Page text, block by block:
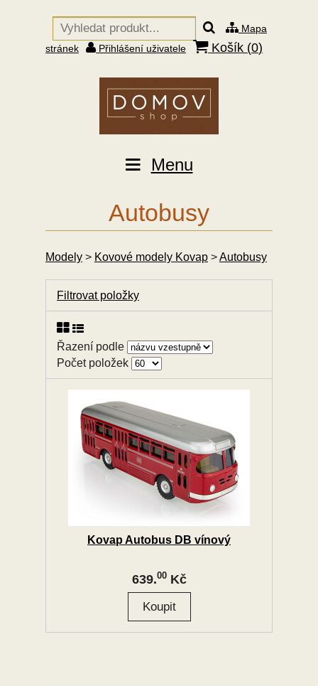
Mapa
stránek
Přihlášení uživatele Košík (0)
Menu
Autobusy
Modely > Kovové modely Kovap >Autobusy
Filtrovat položky
Řazení podle
Počet položek
Kovap Autobus DB vínový
639.00Kč